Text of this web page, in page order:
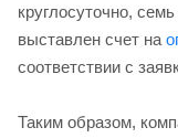
круглосуточно,
выставлен счет на
соответствии с
Таким образом,